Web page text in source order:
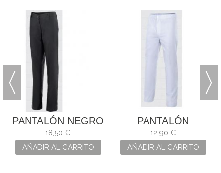
PANTALÓN NEGRO
DE SEÑORA
18,50 €
AÑADIR AL CARRITO
PANTALÓN
BLANCO DE
CABALLERO PARA
PANADERÍA
12,90 €
AÑADIR AL CARRITO